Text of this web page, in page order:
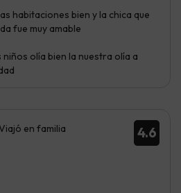
habitaciones bien y la chica que
fue muy amable
olía bien la nuestra olía a
4.6
en familia